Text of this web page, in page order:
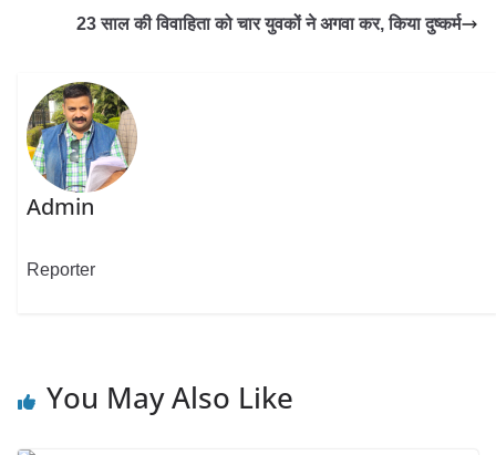
23 साल की विवाहिता को चार युवकों ने अगवा कर, किया दुष्कर्म
Admin
Reporter
You May Also Like